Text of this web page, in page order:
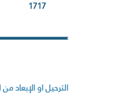
1717
الترحيل او الإبعاد من